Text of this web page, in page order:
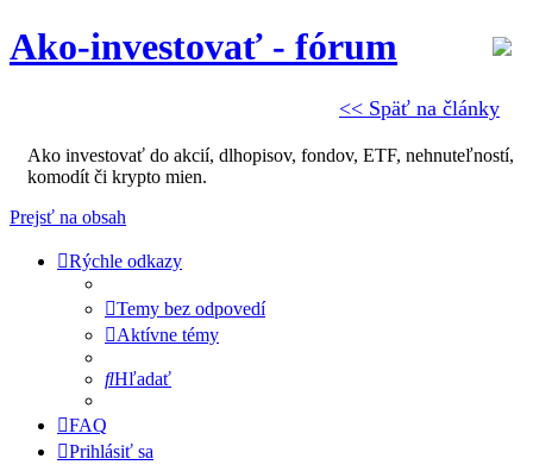
<< Späť na články
Ako-investovať - fórum
Ako investovať do akcií, dlhopisov, fondov, ETF, nehnuteľností,
komodít či krypto mien.
Prejsť na obsah
Rýchle odkazy
Temy bez odpovedí
Aktívne témy
Hľadať
FAQ
Prihlásiť sa